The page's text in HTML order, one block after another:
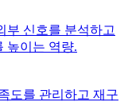
부 신호를 분석하고
높이는 역량.
도를 관리하고 재구